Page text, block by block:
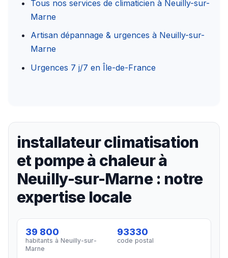
Tous nos services de climaticien à Neuilly-sur-
Marne
Artisan dépannage & urgences à Neuilly-sur-
Marne
Urgences 7 j/7 en Île-de-France
installateur climatisation
et pompe à chaleur à
Neuilly-sur-Marne : notre
expertise locale
39 800
habitants à Neuilly-sur-
Marne
93330
code postal